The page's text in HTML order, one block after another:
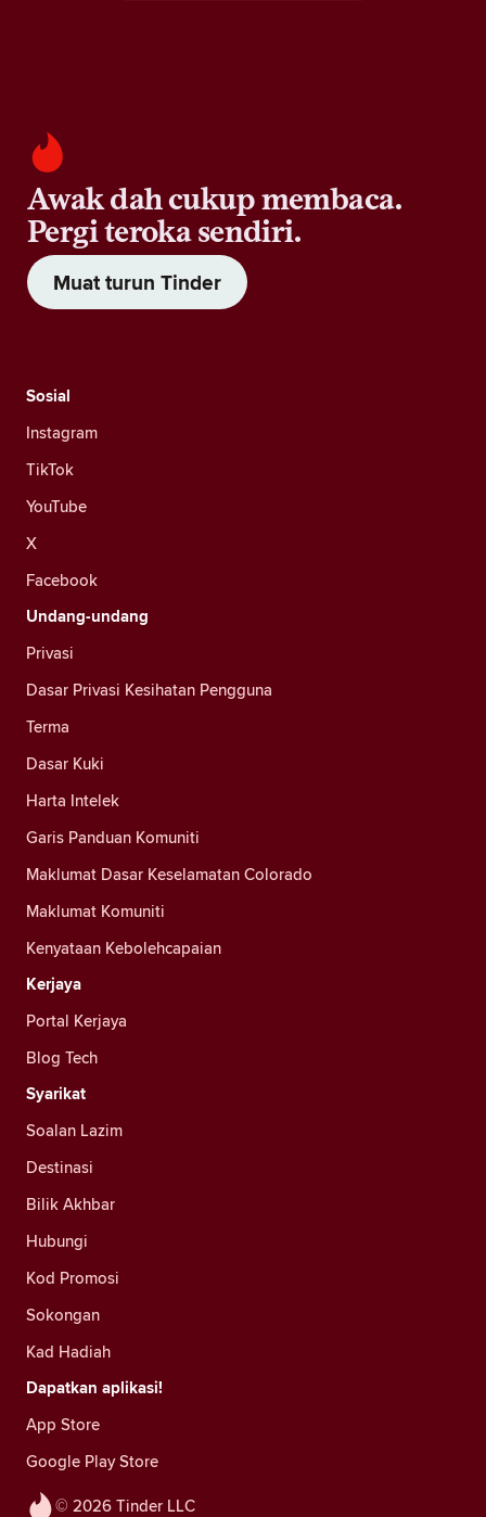
Awak dah cukup membaca.
Pergi teroka sendiri.
Muat turun Tinder
© 2026 Tinder LLC
Sosial
Instagram
TikTok
YouTube
X
Facebook
Undang-undang
Privasi
Dasar Privasi Kesihatan Pengguna
Terma
Dasar Kuki
Harta Intelek
Garis Panduan Komuniti
Maklumat Dasar Keselamatan Colorado
Maklumat Komuniti
Kenyataan Kebolehcapaian
Kerjaya
Portal Kerjaya
Blog Tech
Syarikat
Soalan Lazim
Destinasi
Bilik Akhbar
Hubungi
Kod Promosi
Sokongan
Kad Hadiah
Dapatkan aplikasi!
App Store
Google Play Store